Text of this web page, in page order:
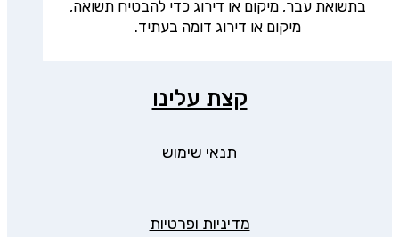
בתשואת עבר, מיקום או דירוג כדי להבטיח תשואה,
מיקום או דירוג דומה בעתיד.
קצת עלינו
תנאי שימוש
מדיניות ופרטיות